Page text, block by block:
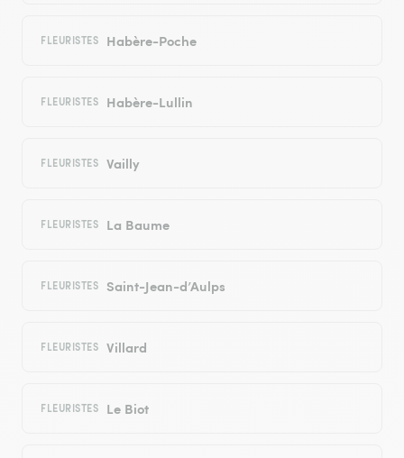
FLEURISTES Habère-Poche
FLEURISTES Habère-Lullin
FLEURISTES Vailly
FLEURISTES La Baume
FLEURISTES Saint-Jean-d’Aulps
FLEURISTES Villard
FLEURISTES Le Biot